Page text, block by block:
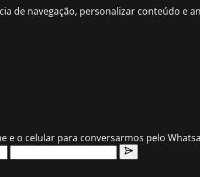
de navegação, personalizar conteúdo e
e o celular para conversarmos pelo